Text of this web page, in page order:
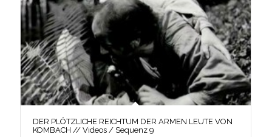
DER PLÖTZLICHE REICHTUM DER ARMEN LEUTE VON
KOMBACH // Videos / Sequenz 9